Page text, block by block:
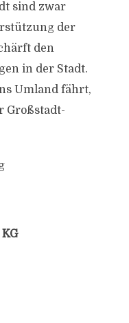
sind zwar
der
den
in der Stadt.
Umland fährt,
Großstadt-